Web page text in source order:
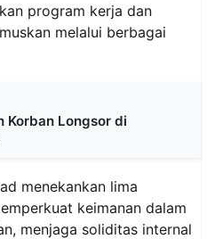
program kerja dan
melalui berbagai
Korban Longsor di
menekankan lima
keimanan dalam
menjaga soliditas internal